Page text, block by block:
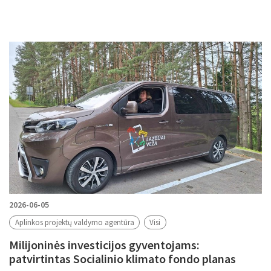
2026-06-05
Aplinkos projektų valdymo agentūra Visi
Milijoninės investicijos gyventojams:
patvirtintas Socialinio klimato fondo planas